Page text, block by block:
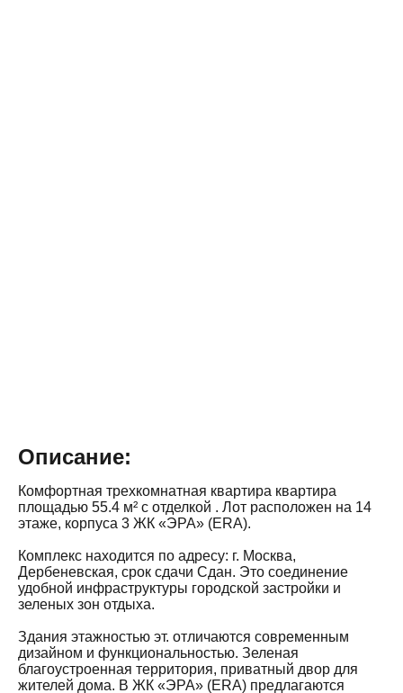
Описание:
Комфортная трехкомнатная квартира квартира
площадью 55.4 м² с отделкой . Лот расположен на 14
этаже, корпуса 3 ЖК «ЭРА» (ERA).
Комплекс находится по адресу: г. Москва,
Дербеневская, срок сдачи Сдан. Это соединение
удобной инфраструктуры городской застройки и
зеленых зон отдыха.
Здания этажностью эт. отличаются современным
дизайном и функциональностью. Зеленая
благоустроенная территория, приватный двор для
жителей дома. В ЖК «ЭРА» (ERA) предлагаются